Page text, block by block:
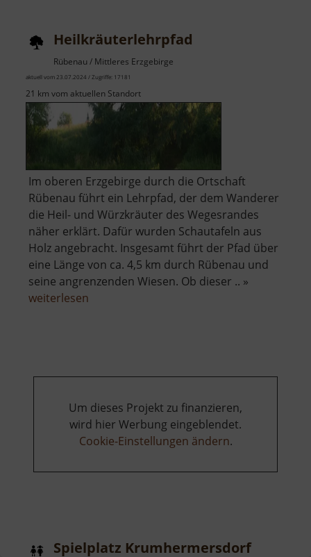
Heilkräuterlehrpfad
Rübenau / Mittleres Erzgebirge
aktuell vom 23.07.2024 / Zugriffe: 17181
21 km vom aktuellen Standort
Im oberen Erzgebirge durch die Ortschaft
Rübenau führt ein Lehrpfad, der dem Wanderer
die Heil- und Würzkräuter des Wegesrandes
näher erklärt. Dafür wurden Schautafeln aus
Holz angebracht. Insgesamt führt der Pfad über
eine Länge von ca. 4,5 km durch Rübenau und
seine angrenzenden Wiesen. Ob dieser .. »
weiterlesen
Um dieses Projekt zu finanzieren,
wird hier Werbung eingeblendet.
Cookie-Einstellungen ändern.
Spielplatz Krumhermersdorf